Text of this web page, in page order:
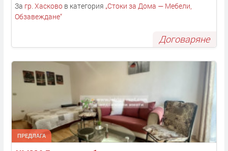
За гр. Хасковов категория „Стоки за Дома — Мебели,
Обзавеждане“
Договаряне
ПРЕДЛАГА